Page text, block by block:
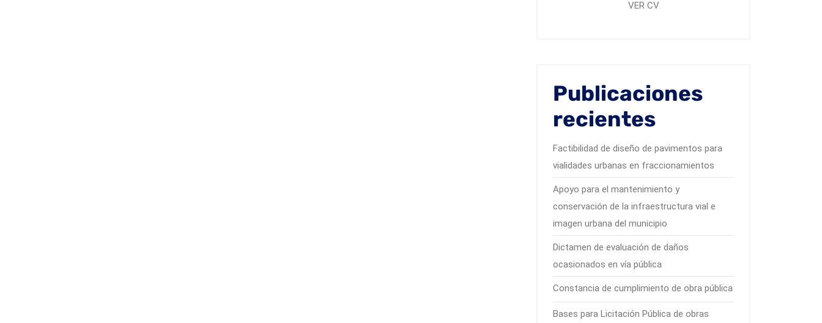
VER CV
Publicaciones
recientes
Factibilidad de diseño de pavimentos para
vialidades urbanas en fraccionamientos
Apoyo para el mantenimiento y
conservación de la infraestructura vial e
imagen urbana del municipio
Dictamen de evaluación de daños
ocasionados en vía pública
Constancia de cumplimiento de obra pública
Bases para Licitación Pública de obras